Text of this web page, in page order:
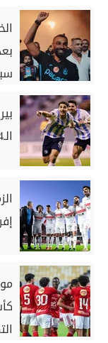
الـ64 من دوري أبطال إفريقيا